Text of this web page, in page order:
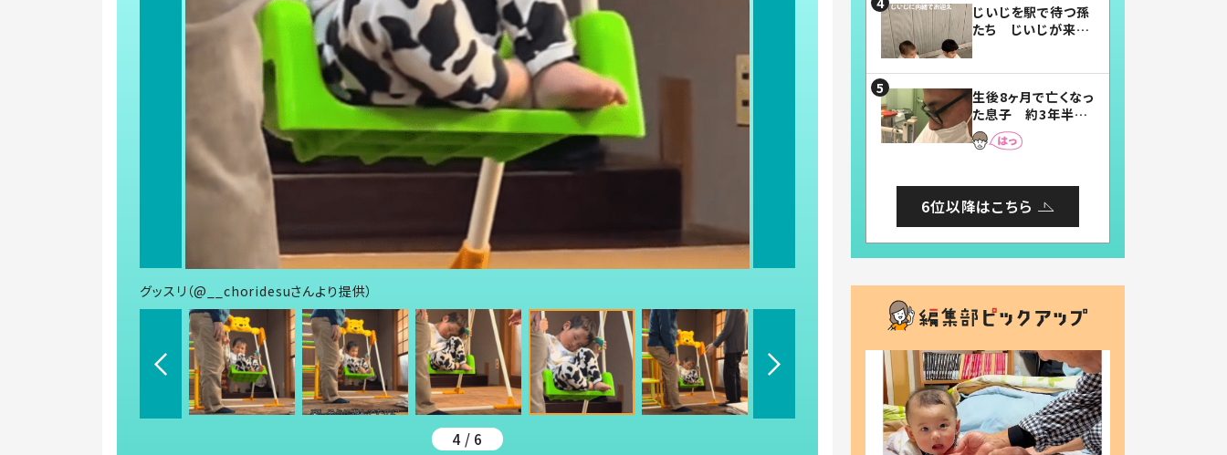
グッスリ（@__choridesuさんより提供）
4 / 6
じいじを駅で待つ孫
たち じいじが来た
まらない」「幸せにな
れる」
生後8ヶ月で亡くなっ
た息子 約3年半
後、当時の妻の日記
に書いてあった本音
6位以降はこちら